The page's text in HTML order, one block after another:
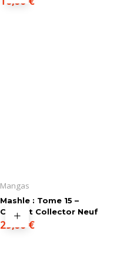
Mangas
Mashle : Tome 15 –
Coffret Collector Neuf
29,00 €